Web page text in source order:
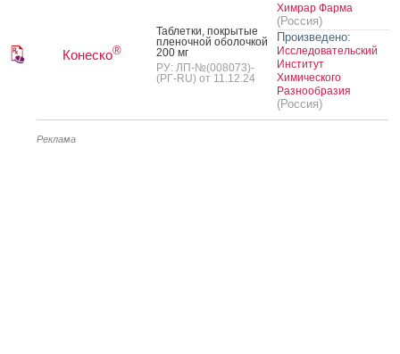
Конеско®
Таб­летки, пок­ры­тые
пле­ноч­ной обо­лоч­кой
200 мг
РУ: ЛП-№(008073)-
(РГ-RU) от 11.12.24
Химрар Фарма
(Россия)
Произведено:
Исследовательский
Институт
Химического
Разнообразия
(Россия)
Реклама